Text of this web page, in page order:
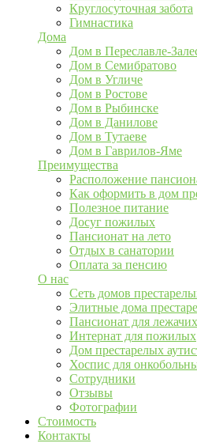
Круглосуточная забота
Гимнастика
Дома
Дом в Переславле-
Дом в Семибратово
Дом в Угличе
Дом в Ростове
Дом в Рыбинске
Дом в Данилове
Дом в Тутаеве
Дом в Гаврилов-Яме
Преимущества
Расположение
Как оформить в дом
Полезное питание
Досуг пожилых
Пансионат на лето
Отдых в санатории
Оплата за пенсию
О нас
Сеть домов
Элитные дома
Пансионат для
Интернат для пожилых
Дом престарелых
Хоспис для
Сотрудники
Отзывы
Фотографии
Стоимость
Контакты